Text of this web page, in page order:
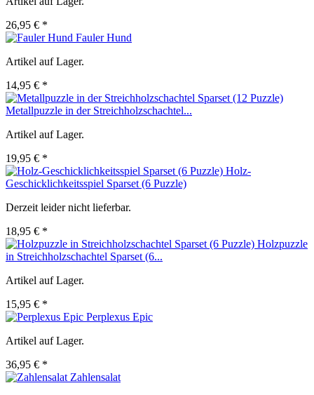
26,95 € *
Fauler Hund
Artikel auf Lager.
14,95 € *
Metallpuzzle in der Streichholzschachtel...
Artikel auf Lager.
19,95 € *
Holz-
Geschicklichkeitsspiel Sparset (6 Puzzle)
Derzeit leider nicht lieferbar.
18,95 € *
Holzpuzzle
in Streichholzschachtel Sparset (6...
Artikel auf Lager.
15,95 € *
Perplexus Epic
Artikel auf Lager.
36,95 € *
Zahlensalat